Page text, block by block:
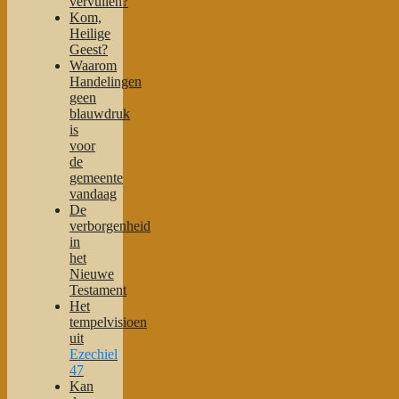
Kom,
Heilige
Geest?
Waarom
Handelingen
geen
blauwdruk
is
voor
de
gemeente
vandaag
De
verborgenheid
in
het
Nieuwe
Testament
Het
tempelvisioen
uit
Ezechiel
47
Kan